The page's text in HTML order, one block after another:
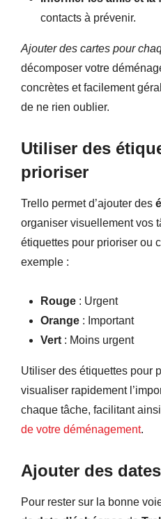
contacts à prévenir.
Ajouter des cartes pour
décomposer votre
concrètes et facilement
de ne rien oublier.
Utiliser des
prioriser
Trello permet d’ajouter des
organiser visuellement vos
étiquettes pour prioriser ou
exemple :
Rouge : Urgent
Orange : Important
Vert : Moins urgent
Utiliser des étiquettes pour
visualiser rapidement
chaque tâche, facilitant
de votre déménagement.
Ajouter des
Pour rester sur la bonne